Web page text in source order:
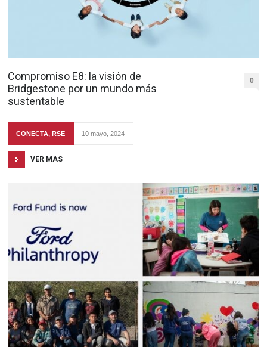
Compromiso E8: la visión de
Bridgestone por un mundo más
sustentable
0
CONECTA,RSE 10 mayo, 2024
VER MAS